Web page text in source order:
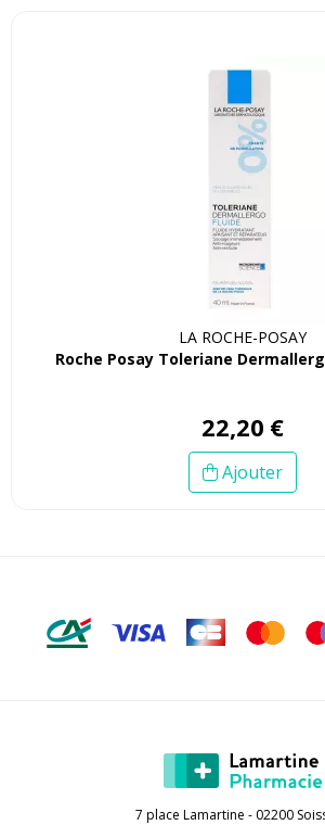
LA ROCHE-POSAY
Roche Posay Toleriane
22,20 €
Ajouter
7 place Lamartine - 02200